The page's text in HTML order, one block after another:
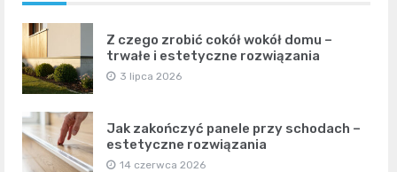
Z czego zrobić cokół wokół domu –
trwałe i estetyczne rozwiązania
3 lipca 2026
Jak zakończyć panele przy schodach –
estetyczne rozwiązania
14 czerwca 2026